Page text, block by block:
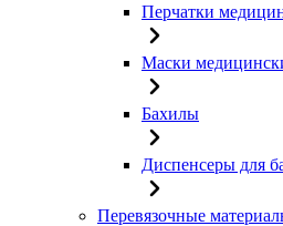
Перчатки
Маски
Бахилы
Диспенсеры для
Перевязочные